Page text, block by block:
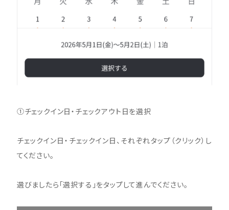
①チェックイン日・チェックアウト日を選択
チェックイン日・チェックイン日、それぞれタップ（クリック）し
てください。
選びましたら「選択する」をタップして進んでください。